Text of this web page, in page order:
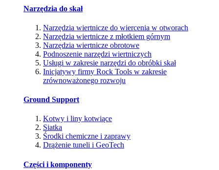
Narzędzia do skał
Narzędzia wiertnicze do wiercenia w otworach
Narzędzia wiertnicze z młotkiem górnym
Narzędzia wiertnicze obrotowe
Podnoszenie narzędzi wiertniczych
Usługi w zakresie narzędzi do obróbki skał
Inicjatywy firmy Rock Tools w zakresie
zrównoważonego rozwoju
Ground Support
Kotwy i liny kotwiące
Siatka
Środki chemiczne i zaprawy
Drążenie tuneli i GeoTech
Części i komponenty